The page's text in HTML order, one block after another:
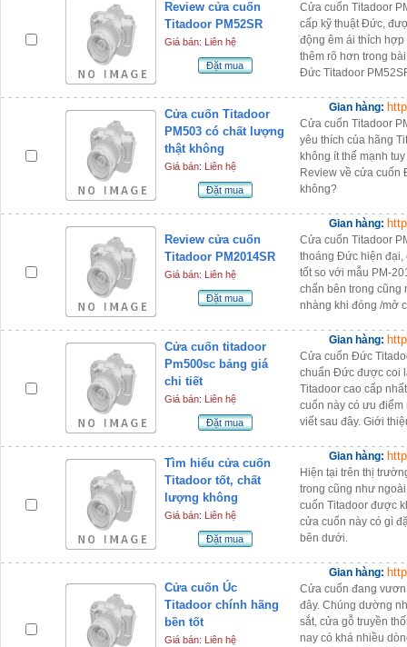
Review cửa cuốn
Titadoor PM52SR
Giá bán: Liên hệ
Đặt mua
Cửa cuốn Titadoor
cấp kỹ thuật Đức,
động êm ái thích
thêm rõ hơn trong
Đức Titadoor
Cửa cuốn Titadoor
PM503 có chất lượng
thật không
Giá bán: Liên hệ
Đặt mua
Gian hàng:
Cửa cuốn Titadoor
yêu thích của hãng
không ít thế mạnh
Review về cửa cuốn
không?
Review cửa cuốn
Titadoor PM2014SR
Giá bán: Liên hệ
Đặt mua
Gian hàng:
Cửa cuốn Titadoor
thoáng Đức hiện đại,
tốt so với mẫu PM-
chấn bên trong cũng
nhàng khi đóng /mở
Cửa cuốn titadoor
Pm500sc bảng giá
chi tiết
Giá bán: Liên hệ
Đặt mua
Gian hàng:
Cửa cuốn Đức
chuẩn Đức được coi
Titadoor cao cấp
cuốn này có ưu
viết sau đây. Giới
Tìm hiểu cửa cuốn
Titadoor tốt, chất
lượng không
Giá bán: Liên hệ
Đặt mua
Gian hàng:
Hiện tại trên thị
trong cũng như
cuốn Titadoor được
cửa cuốn này có gì
bên dưới.
Cửa cuốn Úc
Titadoor chính hãng
bền tốt
Giá bán: Liên hệ
Gian hàng:
Cửa cuốn đang
đây. Chúng dường
sắt, cửa gỗ truyền
nay có khá nhiều